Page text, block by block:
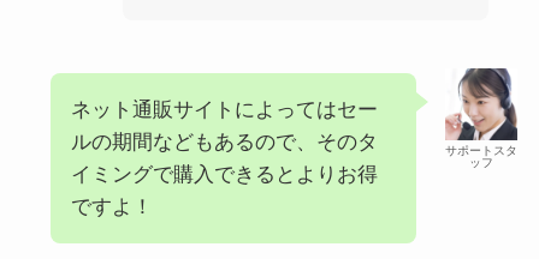
サポートスタ
ッフ
ネット通販サイトによってはセー
ルの期間などもあるので、そのタ
イミングで購入できるとよりお得
ですよ！